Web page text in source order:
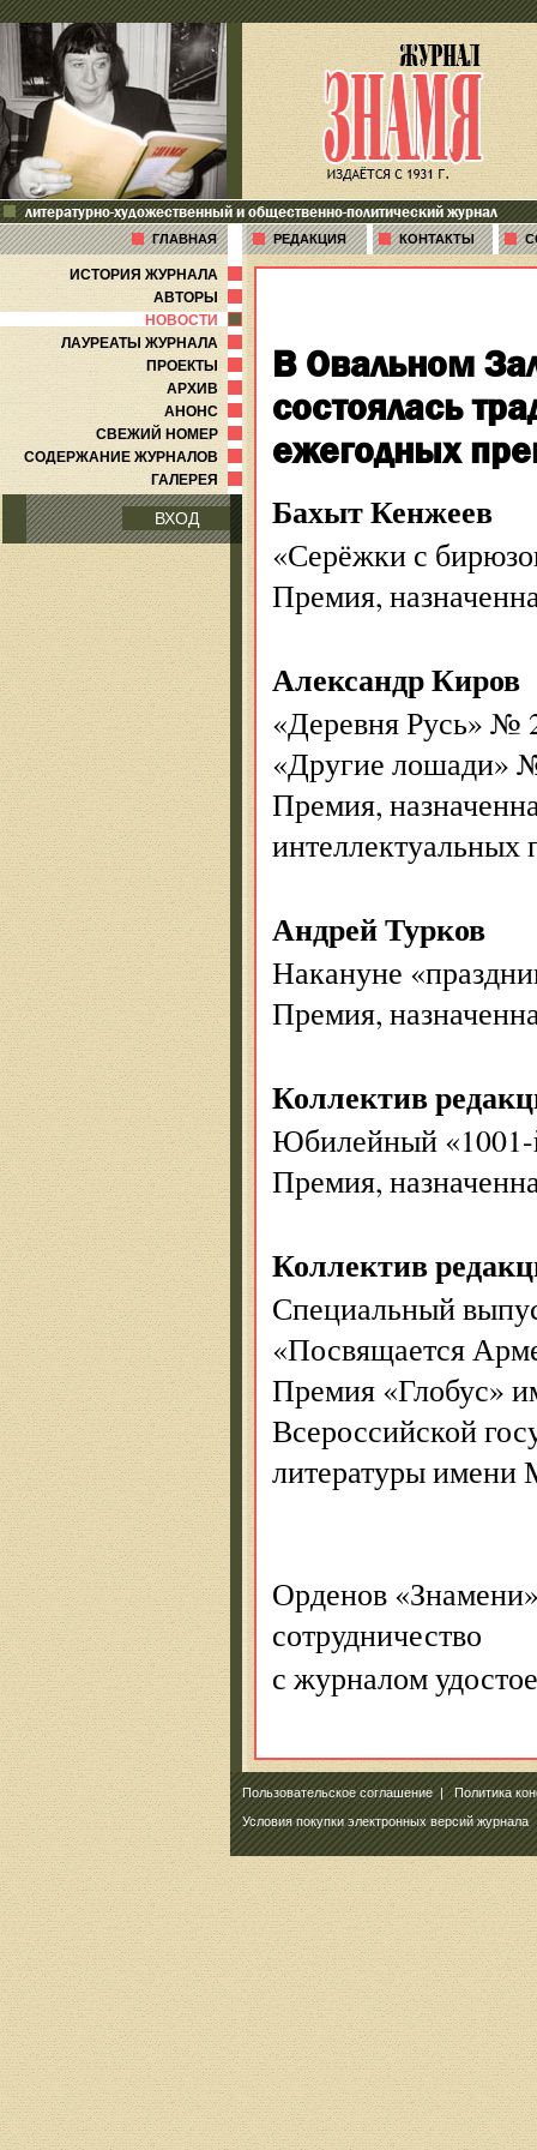
литературно-художественный и общественно-политический журнал
ГЛАВНАЯ РЕДАКЦИЯ КОНТАКТЫ
ИСТОРИЯ ЖУРНАЛА
АВТОРЫ
НОВОСТИ
ЛАУРЕАТЫ ЖУРНАЛА
ПРОЕКТЫ
АРХИВ
АНОНС
СВЕЖИЙ НОМЕР
СОДЕРЖАНИЕ ЖУРНАЛОВ
ГАЛЕРЕЯ
ВХОД
В Овальном
состоялась
ежегодных
Бахыт Кенжеев
«Серёжки с
Премия,
Александр Киров
«Деревня Русь» №
«Другие лошади»
Премия,
интеллектуальных
Андрей Турков
Накануне
Премия,
Коллектив
Юбилейный
Премия,
Коллектив
Специальный
«Посвящается
Премия «Глобус»
Всероссийской
литературы
Орденов
сотрудничество
с журналом
Пользовательское соглашение|Политика
Условия покупки электронных версий журнала